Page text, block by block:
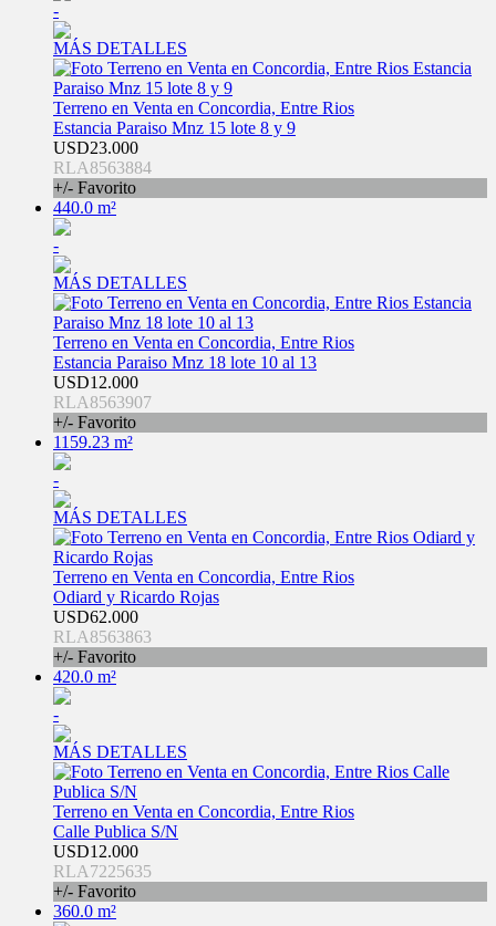
-
MÁS DETALLES
Terreno en Venta en Concordia, Entre Rios
Estancia Paraiso Mnz 15 lote 8 y 9
USD23.000
RLA8563884
+/- Favorito
440.0 m²
-
MÁS DETALLES
Terreno en Venta en Concordia, Entre Rios
Estancia Paraiso Mnz 18 lote 10 al 13
USD12.000
RLA8563907
+/- Favorito
1159.23 m²
-
MÁS DETALLES
Terreno en Venta en Concordia, Entre Rios
Odiard y Ricardo Rojas
USD62.000
RLA8563863
+/- Favorito
420.0 m²
-
MÁS DETALLES
Terreno en Venta en Concordia, Entre Rios
Calle Publica S/N
USD12.000
RLA7225635
+/- Favorito
360.0 m²